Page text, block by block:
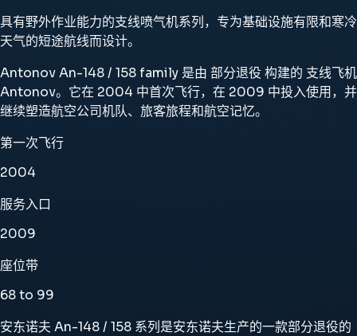
具有野外作业能力的支线喷气机系列，专为基础设施有限和寒冷
天气的短途航线而设计。
Antonov An-148 / 158 family 是由 部分退役 构建的 支线飞机
Antonov。它在 2004 中首次飞行，在 2009 中投入使用，并
继续塑造航空公司机队、旅客旅程和航空记忆。
第一次飞行
2004
服务入口
2009
座位带
68 to 99
安东诺夫 An-148 / 158 系列是安东诺夫生产的一款部分退役的